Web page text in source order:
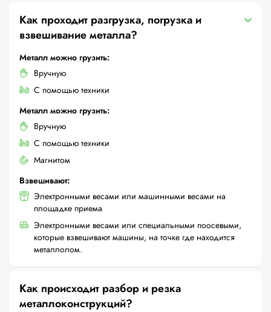
Как проходит разгрузка, погрузка и
взвешивание металла?
Металл можно грузить:
Вручную
С помощью техники
Металл можно грузить:
Вручную
С помощью техники
Магнитом
Взвешивают:
Электронными весами или машинными весами на
площадке приема
Электронными весами или специальными поосевыми,
которые взвешивают машины, на точке где находится
металлолом.
Как происходит разбор и резка
металлоконструкций?